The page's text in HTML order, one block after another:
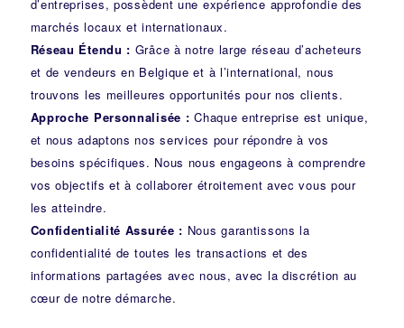
d’entreprises, possèdent une expérience approfondie des
marchés locaux et internationaux.
Réseau Étendu : Grâce à notre large réseau d’acheteurs
et de vendeurs en Belgique et à l’international, nous
trouvons les meilleures opportunités pour nos clients.
Approche Personnalisée : Chaque entreprise est unique,
et nous adaptons nos services pour répondre à vos
besoins spécifiques. Nous nous engageons à comprendre
vos objectifs et à collaborer étroitement avec vous pour
les atteindre.
Confidentialité Assurée : Nous garantissons la
confidentialité de toutes les transactions et des
informations partagées avec nous, avec la discrétion au
cœur de notre démarche.